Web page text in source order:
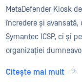
MetaDefender Kiosk
încredere și
Symantec ICSP, ci și
organizației
Citește mai mult